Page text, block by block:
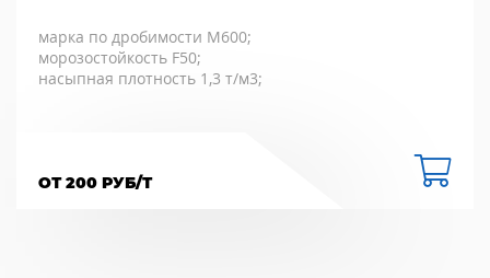
марка по дробимости М600;
морозостойкость F50;
насыпная плотность 1,3 т/м3;
ОТ 200 РУБ/Т